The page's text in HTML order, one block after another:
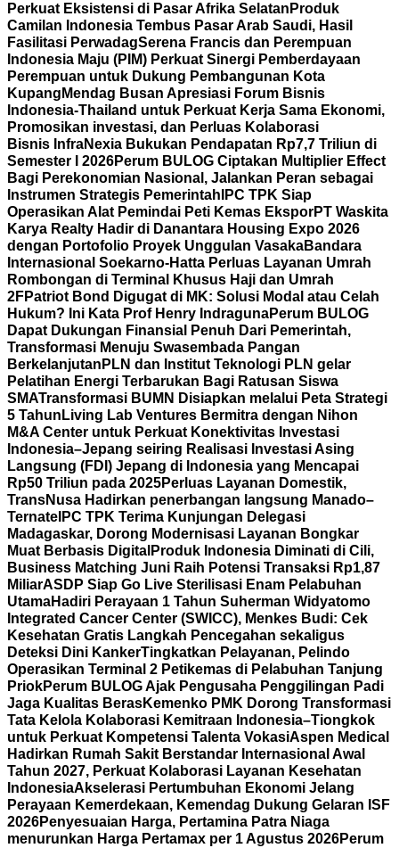
Perkuat Eksistensi di Pasar Afrika Selatan Produk
Camilan Indonesia Tembus Pasar Arab Saudi, Hasil
Fasilitasi PerwadagSerena Francis dan Perempuan
Indonesia Maju (PIM) Perkuat Sinergi Pemberdayaan
Perempuan untuk Dukung Pembangunan Kota
Kupang Mendag Busan Apresiasi Forum Bisnis
Indonesia-Thailand untuk Perkuat Kerja Sama Ekonomi,
Promosikan investasi, dan Perluas Kolaborasi
Bisnis InfraNexia Bukukan Pendapatan Rp7,7 Triliun di
Semester I 2026Perum BULOG Ciptakan Multiplier Effect
Bagi Perekonomian Nasional, Jalankan Peran sebagai
Instrumen Strategis Pemerintah IPC TPK Siap
Operasikan Alat Pemindai Peti Kemas EksporPT Waskita
Karya Realty Hadir di Danantara Housing Expo 2026
dengan Portofolio Proyek Unggulan VasakaBandara
Internasional Soekarno-Hatta Perluas Layanan Umrah
Rombongan di Terminal Khusus Haji dan Umrah
2FPatriot Bond Digugat di MK: Solusi Modal atau Celah
Hukum? Ini Kata Prof Henry IndragunaPerum BULOG
Dapat Dukungan Finansial Penuh Dari Pemerintah,
Transformasi Menuju Swasembada Pangan
Berkelanjutan PLN dan Institut Teknologi PLN gelar
Pelatihan Energi Terbarukan Bagi Ratusan Siswa
SMATransformasi BUMN Disiapkan melalui Peta Strategi
5 Tahun Living Lab Ventures Bermitra dengan Nihon
M&A Center untuk Perkuat Konektivitas Investasi
Indonesia–Jepang seiring Realisasi Investasi Asing
Langsung (FDI) Jepang di Indonesia yang Mencapai
Rp50 Triliun pada 2025Perluas Layanan Domestik,
TransNusa Hadirkan penerbangan langsung Manado–
Ternate IPC TPK Terima Kunjungan Delegasi
Madagaskar, Dorong Modernisasi Layanan Bongkar
Muat Berbasis Digital Produk Indonesia Diminati di Cili,
Business Matching Juni Raih Potensi Transaksi Rp1,87
MiliarASDP Siap Go Live Sterilisasi Enam Pelabuhan
UtamaHadiri Perayaan 1 Tahun Suherman Widyatomo
Integrated Cancer Center (SWICC), Menkes Budi: Cek
Kesehatan Gratis Langkah Pencegahan sekaligus
Deteksi Dini KankerTingkatkan Pelayanan, Pelindo
Operasikan Terminal 2 Petikemas di Pelabuhan Tanjung
PriokPerum BULOG Ajak Pengusaha Penggilingan Padi
Jaga Kualitas BerasKemenko PMK Dorong Transformasi
Tata Kelola Kolaborasi Kemitraan Indonesia–Tiongkok
untuk Perkuat Kompetensi Talenta VokasiAspen Medical
Hadirkan Rumah Sakit Berstandar Internasional Awal
Tahun 2027, Perkuat Kolaborasi Layanan Kesehatan
IndonesiaAkselerasi Pertumbuhan Ekonomi Jelang
Perayaan Kemerdekaan, Kemendag Dukung Gelaran ISF
2026Penyesuaian Harga, Pertamina Patra Niaga
menurunkan Harga Pertamax per 1 Agustus 2026Perum